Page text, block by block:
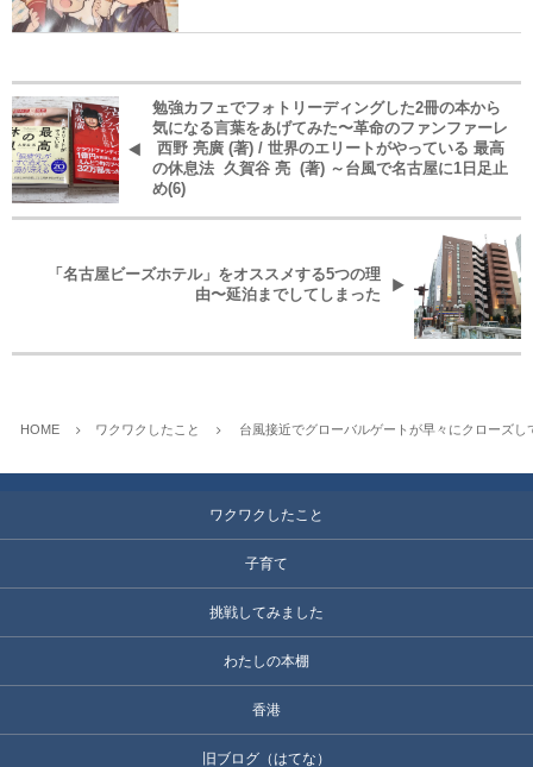
勉強カフェでフォトリーディングした2冊の本から
気になる言葉をあげてみた〜革命のファンファーレ
西野 亮廣 (著) / 世界のエリートがやっている 最高
の休息法 久賀谷 亮 (著) ～台風で名古屋に1日足止
め(6)
「名古屋ビーズホテル」をオススメする5つの理
由〜延泊までしてしまった
HOME ワクワクしたこと 台風接近でグローバルゲートが早々にクローズ
ワクワクしたこと
子育て
挑戦してみました
わたしの本棚
香港
旧ブログ（はてな）